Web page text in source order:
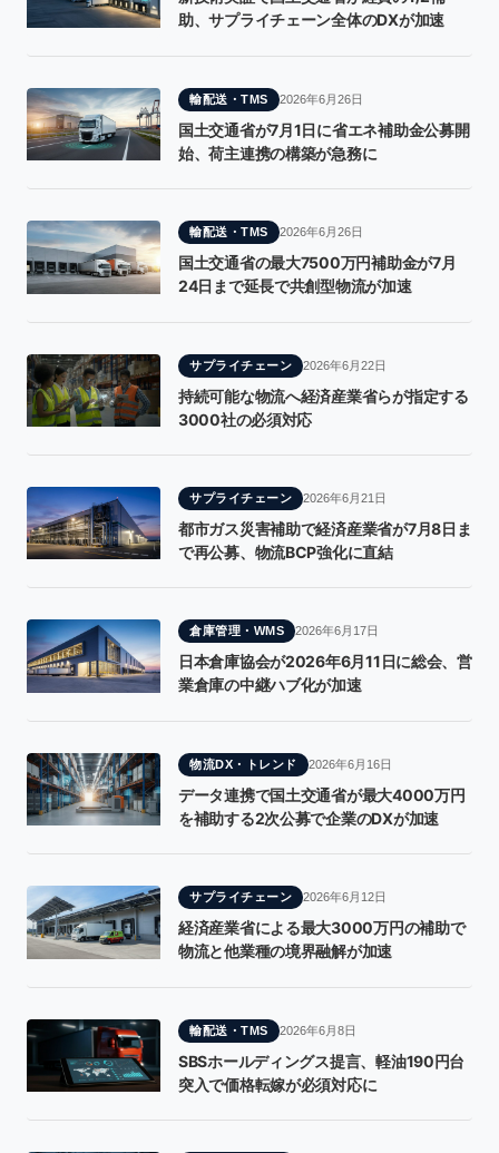
助、サプライチェーン全体のDXが加速
輸配送・TMS 2026年6月26日
国土交通省が7月1日に省エネ補助金公募開
始、荷主連携の構築が急務に
輸配送・TMS 2026年6月26日
国土交通省の最大7500万円補助金が7月
24日まで延長で共創型物流が加速
サプライチェーン 2026年6月22日
持続可能な物流へ経済産業省らが指定する
3000社の必須対応
サプライチェーン 2026年6月21日
都市ガス災害補助で経済産業省が7月8日ま
で再公募、物流BCP強化に直結
倉庫管理・WMS 2026年6月17日
日本倉庫協会が2026年6月11日に総会、営
業倉庫の中継ハブ化が加速
物流DX・トレンド 2026年6月16日
データ連携で国土交通省が最大4000万円
を補助する2次公募で企業のDXが加速
サプライチェーン 2026年6月12日
経済産業省による最大3000万円の補助で
物流と他業種の境界融解が加速
輸配送・TMS 2026年6月8日
SBSホールディングス提言、軽油190円台
突入で価格転嫁が必須対応に